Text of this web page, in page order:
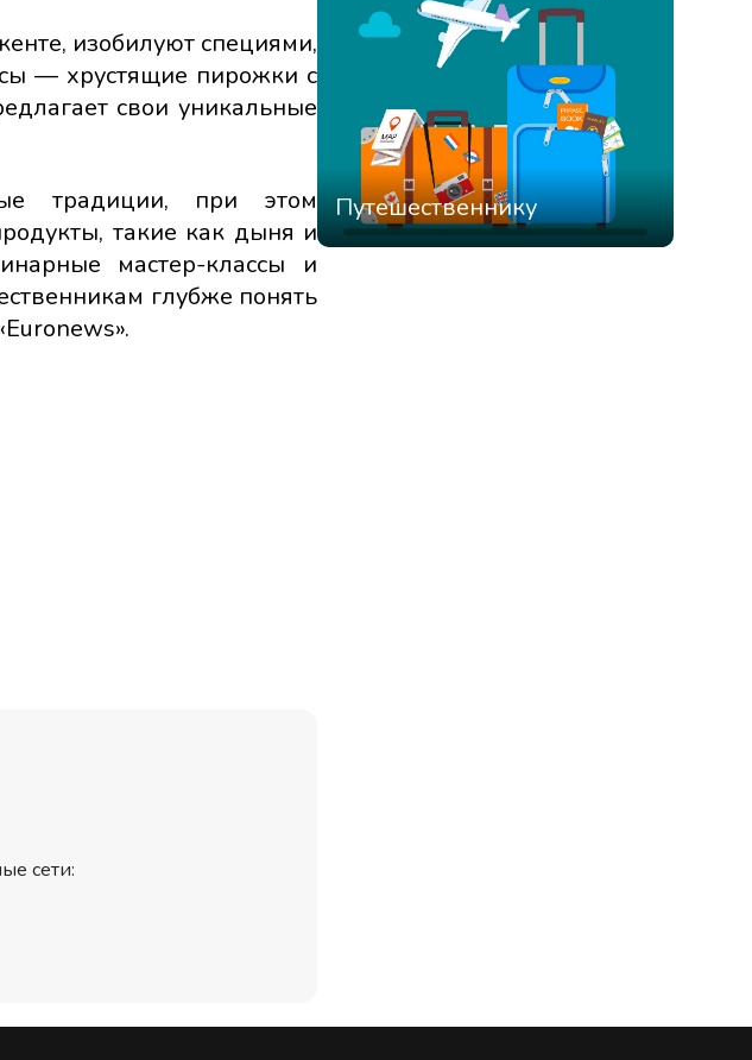
изобилуют специями,
— хрустящие пирожки с
свои уникальные
традиции, при этом
такие как дыня и
мастер-классы и
глубже понять
сети:
Путешественнику